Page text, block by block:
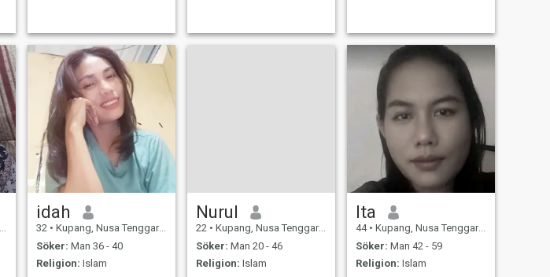
idah
32 • Kupang, Nusa Tenggara Timur, Indonesien
Söker: Man 36 - 40
Religion: Islam
Nurul
22 • Kupang, Nusa Tenggara Timur, Indonesien
Söker: Man 20 - 46
Religion: Islam
Ita
44 • Kupang, Nusa Tenggara Timur, Indonesien
Söker: Man 42 - 59
Religion: Islam